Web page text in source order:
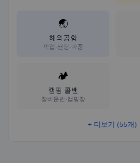
🌏
해외공항
픽업·샌딩·마중
🏕️
캠핑 콜밴
장비운반·캠핑장
+ 더보기 (55개)